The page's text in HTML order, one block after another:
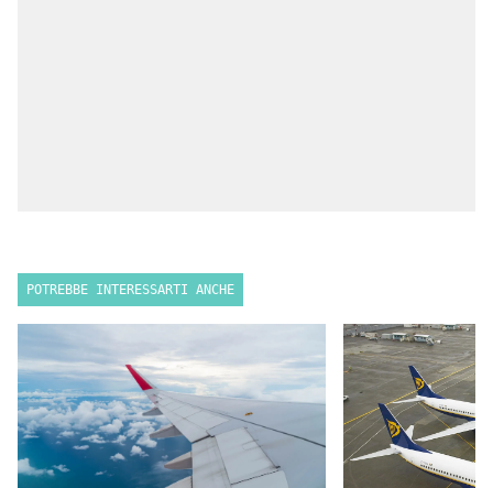
POTREBBE INTERESSARTI ANCHE